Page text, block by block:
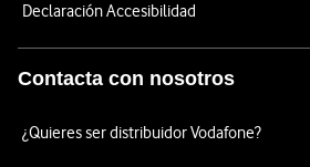
Declaración Accesibilidad
Contacta con nosotros
¿Quieres ser distribuidor Vodafone?